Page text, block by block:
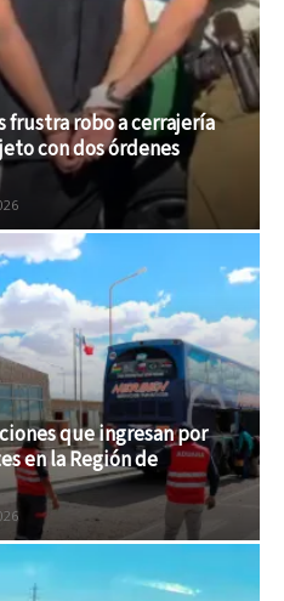
frustra robo a cerrajería
con dos órdenes
que ingresan por
en la Región de